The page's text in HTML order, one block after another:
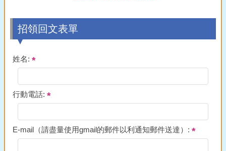
招領回文表單
姓名:
行動電話:
E-mail（請盡量使用gmail的郵件以利通知郵件送達）: